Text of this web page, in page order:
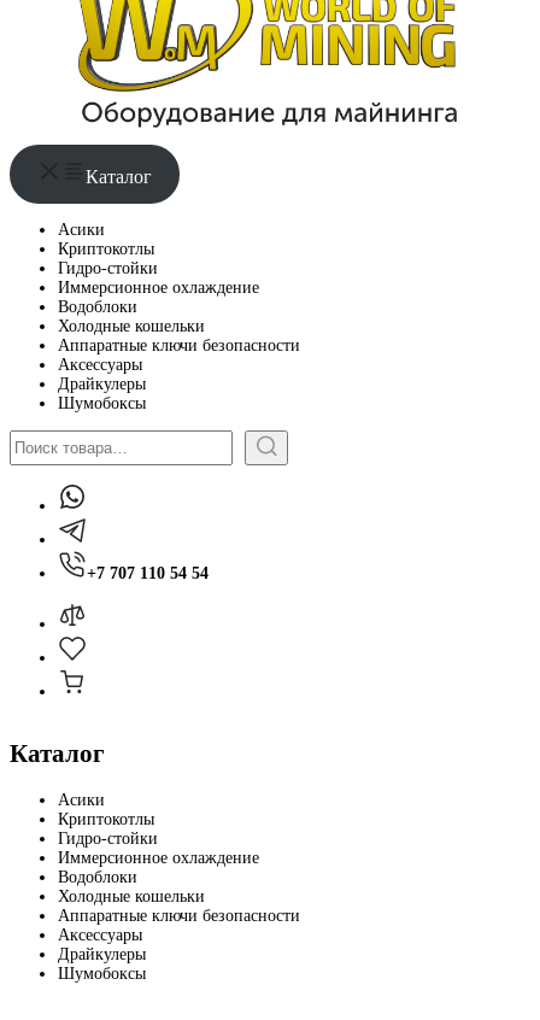
Каталог
Асики
Криптокотлы
Гидро-стойки
Иммерсионное охлаждение
Водоблоки
Холодные кошельки
Аппаратные ключи безопасности
Аксессуары
Драйкулеры
Шумобоксы
Поиск
+7 707 110 54 54
Каталог
Асики
Криптокотлы
Гидро-стойки
Иммерсионное охлаждение
Водоблоки
Холодные кошельки
Аппаратные ключи безопасности
Аксессуары
Драйкулеры
Шумобоксы